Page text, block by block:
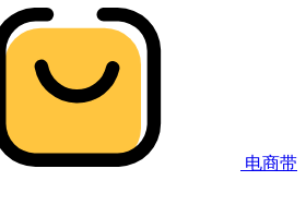
电商带